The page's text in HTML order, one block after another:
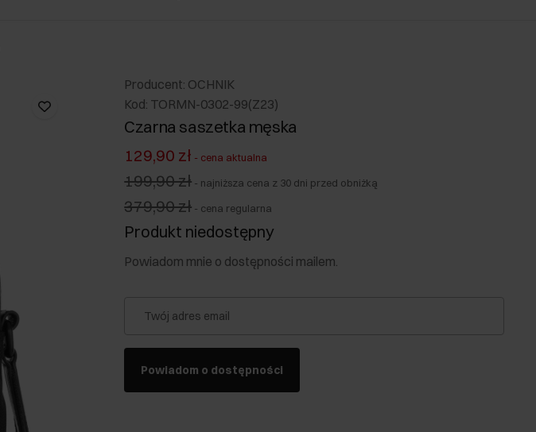
Producent: OCHNIK
Kod: TORMN-0302-99(Z23)
Czarna saszetka męska
129,90 zł - cena aktualna
199,90 zł - najniższa cena z 30 dni przed obniżką
379,90 zł - cena regularna
Produkt niedostępny
Powiadom mnie o dostępności mailem.
Twój adres email
Powiadom o dostępności